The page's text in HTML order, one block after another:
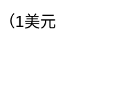
（1美元